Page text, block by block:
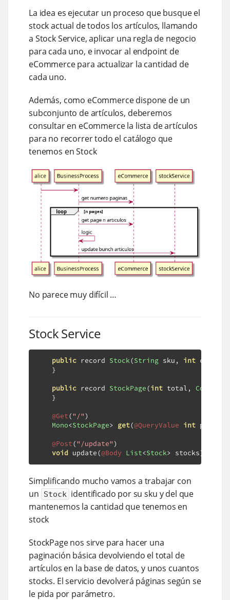
La idea es ejecutar un proceso que busque el
stock actual de todos los artículos, llamando
a Stock Service, aplicar una regla de negocio
para cada uno, e invocar al endpoint de
eCommerce para actualizar la cantidad de
cada uno.
Además, como eCommerce dispone de un
subconjunto de artículos, deberemos
consultar en eCommerce la lista de artículos
para no recorrer todo el catálogo que
tenemos en Stock
No parece muy difícil …​
Stock Service
public record Stock(String sku , int
}
public record StockPage(int total ,
}
@Get("/")
Mono<StockPage> get(@QueryValue int page
@Post("/update")
void update(@Body List<Stock> stocks)
Simplificando mucho vamos a trabajar con
un
Stock identificado por su sku y del que
mantenemos la cantidad que tenemos en
stock
StockPage nos sirve para hacer una
paginación básica devolviendo el total de
artículos en la base de datos, y unos cuantos
stocks. El servicio devolverá páginas según se
le pida por parámetro.